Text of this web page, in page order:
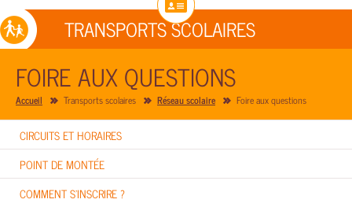
TRANSPORTS SCOLAIRES
FOIRE AUX QUESTIONS
Accueil Transports scolaires Réseau scolaire Foire aux questions
CIRCUITS ET HORAIRES
POINT DE MONTÉE
COMMENT S'INSCRIRE ?